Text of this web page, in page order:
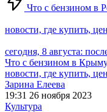
Что с бензином в
новости, где купить,
сегодня, 8 августа:
Что с бензином в Крыму
новости, где купить,
Зарина Елеева
19:31 26 ноября 2023
Культура